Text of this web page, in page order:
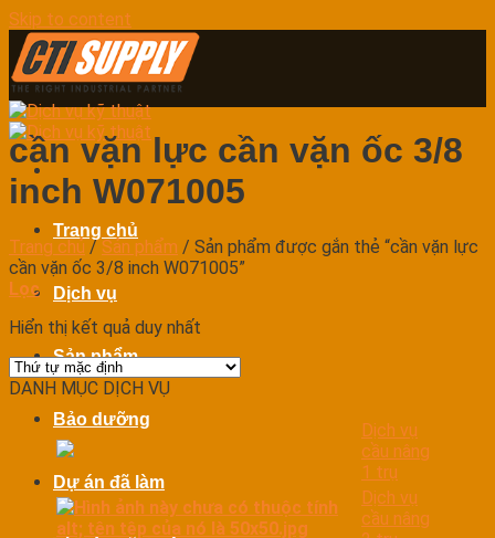
Skip to content
Trang chủ
Dịch vụ
Sản phẩm
Bảo dưỡng
Dự án đã làm
cần vặn lực cần vặn ốc 3/8
inch W071005
Trang chủ / Sản phẩm / Sản phẩm được gắn thẻ “cần vặn lực
cần vặn ốc 3/8 inch W071005”
Lọc
Hiển thị kết quả duy nhất
DANH MỤC DỊCH VỤ
Dịch vụ
cầu nâng
1 trụ
Dịch vụ
cầu nâng